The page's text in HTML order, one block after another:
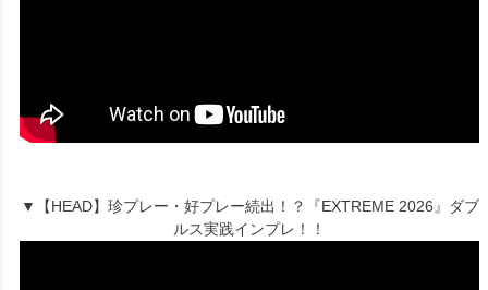
▼【HEAD】珍プレー・好プレー続出！？『EXTREME 2026』ダブ
ルス実践インプレ！！